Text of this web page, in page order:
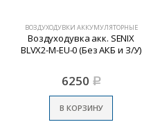
ВОЗДУХОДУВКИ АККУМУЛЯТОРНЫЕ
Воздуходувка акк. SENIX
BLVX2-M-EU-0 (Без АКБ и З/У)
6250 Р
В КОРЗИНУ